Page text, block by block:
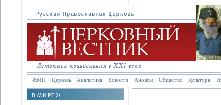
ЖМП Церковь Аналитика Новости Анонсы Общество Культура